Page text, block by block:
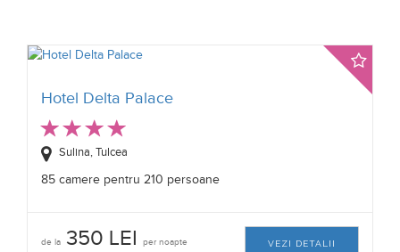
Hotel Delta Palace
Sulina, Tulcea
85 camere pentru 210 persoane
de la 350 LEI per noapte VEZI DETALII